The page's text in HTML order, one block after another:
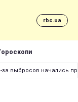
rbc.ua
выбросов начались